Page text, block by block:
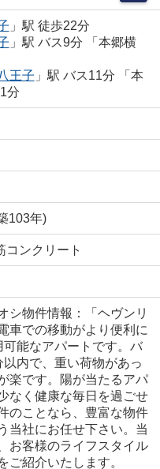
」駅 徒歩22分
」駅 バス9分 「本郷横
王子 」駅 バス11分 「本
分
103年)
コンクリート
シ物件情報：「ヘヴンリ
車での移動がより便利に
可能なアパートです。バ
以内で、重い荷物があっ
楽です。陽が当たるアパ
なく健康な毎日を過ごせ
のことなら、豊富な物件
当社にお任せ下さい。当
お客様のライフスタイル
ご紹介いたします。